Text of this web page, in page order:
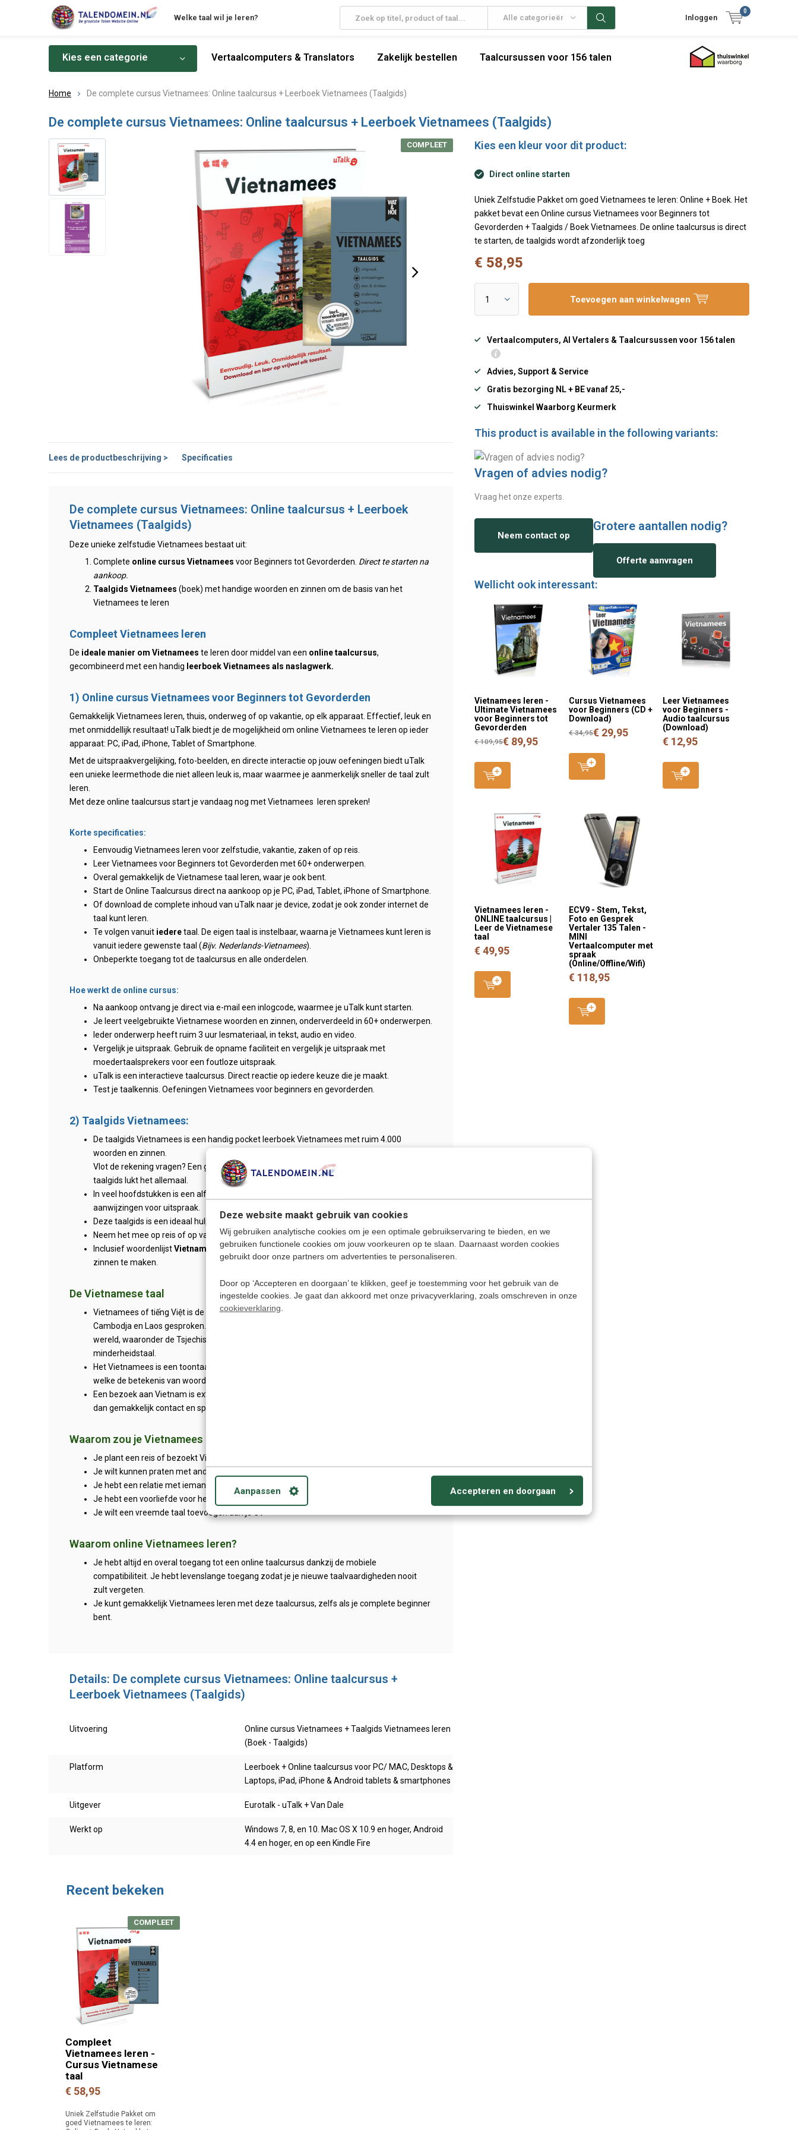
Deze website maakt gebruik van cookies
Wij gebruiken analytische cookies om je een optimale gebruikservaring te bieden, en we
gebruiken functionele cookies om jouw voorkeuren op te slaan. Daarnaast worden cookies
gebruikt door onze partners om advertenties te personaliseren.
Door op ‘Accepteren en doorgaan’ te klikken, geef je toestemming voor het gebruik van de
ingestelde cookies. Je gaat dan akkoord met onze privacyverklaring, zoals omschreven in onze
cookieverklaring
Aanpassen Accepteren en doorgaan
Welke taal wil je leren? Alle categorieën Inloggen
0
Kies een categorie Vertaalcomputers & Translators Zakelijk bestellen Taalcursussen voor 156 talen
Home De complete cursus Vietnamees: Online taalcursus + Leerboek Vietnamees (Taalgids)
De complete cursus Vietnamees: Online taalcursus + Leerboek Vietnamees (Taalgids)
COMPLEET Kies een kleur voor dit product:
Direct online starten
Uniek Zelfstudie Pakket om goed Vietnamees te leren: Online + Boek. Het
pakket bevat een Online cursus Vietnamees voor Beginners tot
Gevorderden + Taalgids / Boek Vietnamees. De online taalcursus is direct
te starten, de taalgids wordt afzonderlijk toeg
€ 58,95
Toevoegen aan winkelwagen
Vertaalcomputers, AI Vertalers & Taalcursussen voor 156 talen
Advies, Support & Service
Gratis bezorging NL + BE vanaf 25,-
Thuiswinkel Waarborg Keurmerk
This product is available in the following variants:
Lees de productbeschrijving > Specificaties
De complete cursus Vietnamees: Online taalcursus + Leerboek
Vietnamees (Taalgids)
Deze unieke zelfstudie Vietnamees bestaat uit:
Complete online cursus Vietnamees voor Beginners tot Gevorderden. Direct te starten na
aankoop.
Taalgids Vietnamees (boek) met handige woorden en zinnen om de basis van het
Vietnamees te leren
Compleet Vietnamees leren
De ideale manier om Vietnamees te leren door middel van een online taalcursus,
gecombineerd met een handig leerboek Vietnamees als naslagwerk.
1) Online cursus Vietnamees voor Beginners tot Gevorderden
Gemakkelijk Vietnamees leren, thuis, onderweg of op vakantie, op elk apparaat. Effectief, leuk en
met onmiddellijk resultaat! uTalk biedt je de mogelijkheid om online Vietnamees te leren op ieder
apparaat: PC, iPad, iPhone, Tablet of Smartphone.
Met de uitspraakvergelijking, foto-beelden, en directe interactie op jouw oefeningen biedt uTalk
een unieke leermethode die niet alleen leuk is, maar waarmee je aanmerkelijk sneller de taal zult
leren.
Met deze online taalcursus start je vandaag nog met Vietnamees leren spreken!
Korte specificaties:
Eenvoudig Vietnamees leren voor zelfstudie, vakantie, zaken of op reis.
Leer Vietnamees voor Beginners tot Gevorderden met 60+ onderwerpen.
Overal gemakkelijk de Vietnamese taal leren, waar je ook bent.
Start de Online Taalcursus direct na aankoop op je PC, iPad, Tablet, iPhone of Smartphone.
Of download de complete inhoud van uTalk naar je device, zodat je ook zonder internet de
taal kunt leren.
Te volgen vanuit iederetaal. De eigen taal is instelbaar, waarna je Vietnamees kunt leren is
vanuit iedere gewenste taal (Bijv. Nederlands-Vietnamees).
Onbeperkte toegang tot de taalcursus en alle onderdelen.
Hoe werkt de online cursus:
Na aankoop ontvang je direct via e-mail een inlogcode, waarmee je uTalk kunt starten.
Je leert veelgebruikte Vietnamese woorden en zinnen, onderverdeeld in 60+ onderwerpen.
Ieder onderwerp heeft ruim 3 uur lesmateriaal, in tekst, audio en video.
Vergelijk je uitspraak. Gebruik de opname faciliteit en vergelijk je uitspraak met
moedertaalsprekers voor een foutloze uitspraak.
uTalk is een interactieve taalcursus. Direct reactie op iedere keuze die je maakt.
Test je taalkennis. Oefeningen Vietnamees voor beginners en gevorderden.
2) Taalgids Vietnamees:
De taalgids Vietnamees is een handig pocket leerboek Vietnamees met ruim 4.000
woorden en zinnen.
Vlot de rekening vragen? Een gesprek aanknopen met iemand uit Vietnam? Met deze
taalgids lukt het allemaal.
In veel hoofdstukken is een alfabetische lijst van termen opgenomen inclusief duidelijke
aanwijzingen voor uitspraak.
Deze taalgids is een ideaal hulpmiddel bij het leren van de Vietnamese taal.
Neem het mee op reis of op vakantie naar Vietnam.
Inclusief woordenlijstVietnamees-Nederlands&Nederlands Vietnameesom eigen
zinnen te maken.
De Vietnamese taal
Vietnamees of tiếng Việt is de officiële taal van Vietnam en wordt in delen van China,
Cambodja en Laos gesproken. Er zijn ook grote groepen sprekers in andere landen in de
wereld, waaronder de Tsjechische Republiek, waar het Vietnamees ook erkend is als
minderheidstaal.
Het Vietnamees is een toontaal; de noordelijke varianten hebben zes verschillende tonen,
welke de betekenis van woorden kan beïnvloeden.
Een bezoek aan Vietnam is extra leuk wanneer je de taal spreekt. Met de bevolking leg je
dan gemakkelijk contact en spreek je over alledaagse zaken.
Waarom zou je Vietnamees leren?
Je plant een reis of bezoekt Vietnam, China, Cambodja of Laos.
Je wilt kunnen praten met andere Vietnamezen
Je hebt een relatie met iemand die de Vietnamese taal spreekt
Je hebt een voorliefde voor het leren van exotische talen
Je wilt een vreemde taal toevoegen aan je CV
Waarom online Vietnamees leren?
Je hebt altijd en overal toegang tot een online taalcursus dankzij de mobiele
compatibiliteit. Je hebt levenslange toegang zodat je je nieuwe taalvaardigheden nooit
zult vergeten.
Je kunt gemakkelijk Vietnamees leren met deze taalcursus, zelfs als je complete beginner
bent.
Details: De complete cursus Vietnamees: Online taalcursus +
Leerboek Vietnamees (Taalgids)
Uitvoering
Online cursus Vietnamees + Taalgids Vietnamees leren
(Boek - Taalgids)
Platform
Leerboek + Online taalcursus voor PC/ MAC, Desktops &
Laptops, iPad, iPhone & Android tablets & smartphones
Uitgever Eurotalk - uTalk + Van Dale
Werkt op
Windows 7, 8, en 10. Mac OS X 10.9 en hoger, Android
4.4 en hoger, en op een Kindle Fire
Vragen of advies nodig?
Vraag het onze experts.
Neem contact op
Grotere aantallen nodig?
Offerte aanvragen
Wellicht ook interessant:
Vietnamees leren -
Ultimate Vietnamees
voor Beginners tot
Gevorderden
€ 109,95€ 89,95
Cursus Vietnamees
voor Beginners (CD +
Download)
€ 34,95€ 29,95
Leer Vietnamees
voor Beginners -
Audio taalcursus
(Download)
€ 12,95
Vietnamees leren -
ONLINE taalcursus |
Leer de Vietnamese
taal
€ 49,95
ECV9 - Stem, Tekst,
Foto en Gesprek
Vertaler 135 Talen -
MINI
Vertaalcomputer met
spraak
(Online/Offline/Wifi)
€ 118,95
Recent bekeken
Compleet
Vietnamees leren -
Cursus Vietnamese
taal
COMPLEET
€ 58,95
Uniek Zelfstudie Pakket om
goed Vietnamees te leren: